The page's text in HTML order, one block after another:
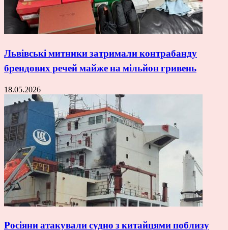
Львівські митники затримали контрабанду
брендових речей майже на мільйон гривень
18.05.2026
Росіяни атакували судно з китайцями поблизу